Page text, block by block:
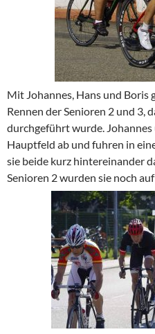
Mit Johannes, Hans und Boris
Rennen der Senioren 2 und 3,
durchgeführt wurde.
Hauptfeld ab und fuhren in
sie beide kurz hintereinander
Senioren 2 wurden sie noch